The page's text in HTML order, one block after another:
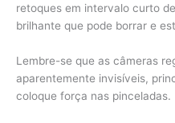
retoques em intervalo curto
brilhante que pode borrar e
Lembre-se que as câmeras
aparentemente invisíveis,
coloque força nas pinceladas.